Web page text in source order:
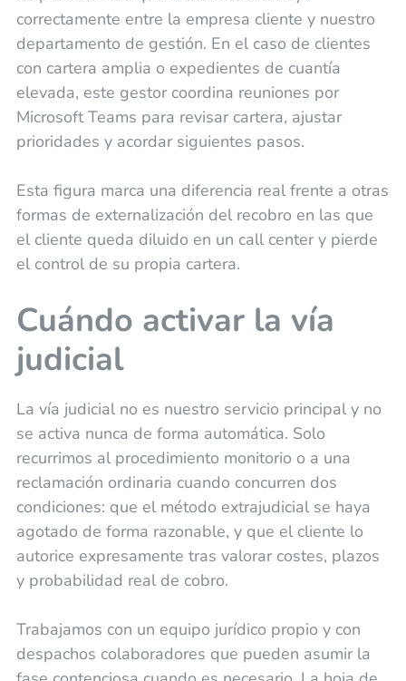
correctamente entre la empresa cliente y nuestro
departamento de gestión. En el caso de clientes
con cartera amplia o expedientes de cuantía
elevada, este gestor coordina reuniones por
Microsoft Teams para revisar cartera, ajustar
prioridades y acordar siguientes pasos.
Esta figura marca una diferencia real frente a otras
formas de externalización del recobro en las que
el cliente queda diluido en un call center y pierde
el control de su propia cartera.
Cuándo activar la vía
judicial
La vía judicial no es nuestro servicio principal y no
se activa nunca de forma automática. Solo
recurrimos al procedimiento monitorio o a una
reclamación ordinaria cuando concurren dos
condiciones: que el método extrajudicial se haya
agotado de forma razonable, y que el cliente lo
autorice expresamente tras valorar costes, plazos
y probabilidad real de cobro.
Trabajamos con un equipo jurídico propio y con
despachos colaboradores que pueden asumir la